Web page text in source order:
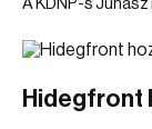
A KDNP-s Juhász
Hidegfront